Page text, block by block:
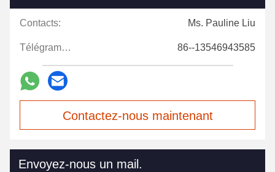
Contacts: Ms. Pauline Liu
Télégramme: 86--13546943585
Contactez-nous maintenant
Envoyez-nous un mail.